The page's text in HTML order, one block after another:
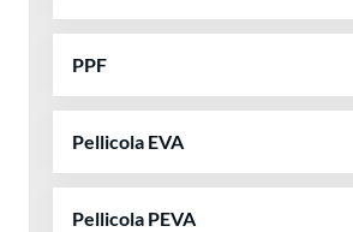
PPF
Pellicola EVA
Pellicola PEVA